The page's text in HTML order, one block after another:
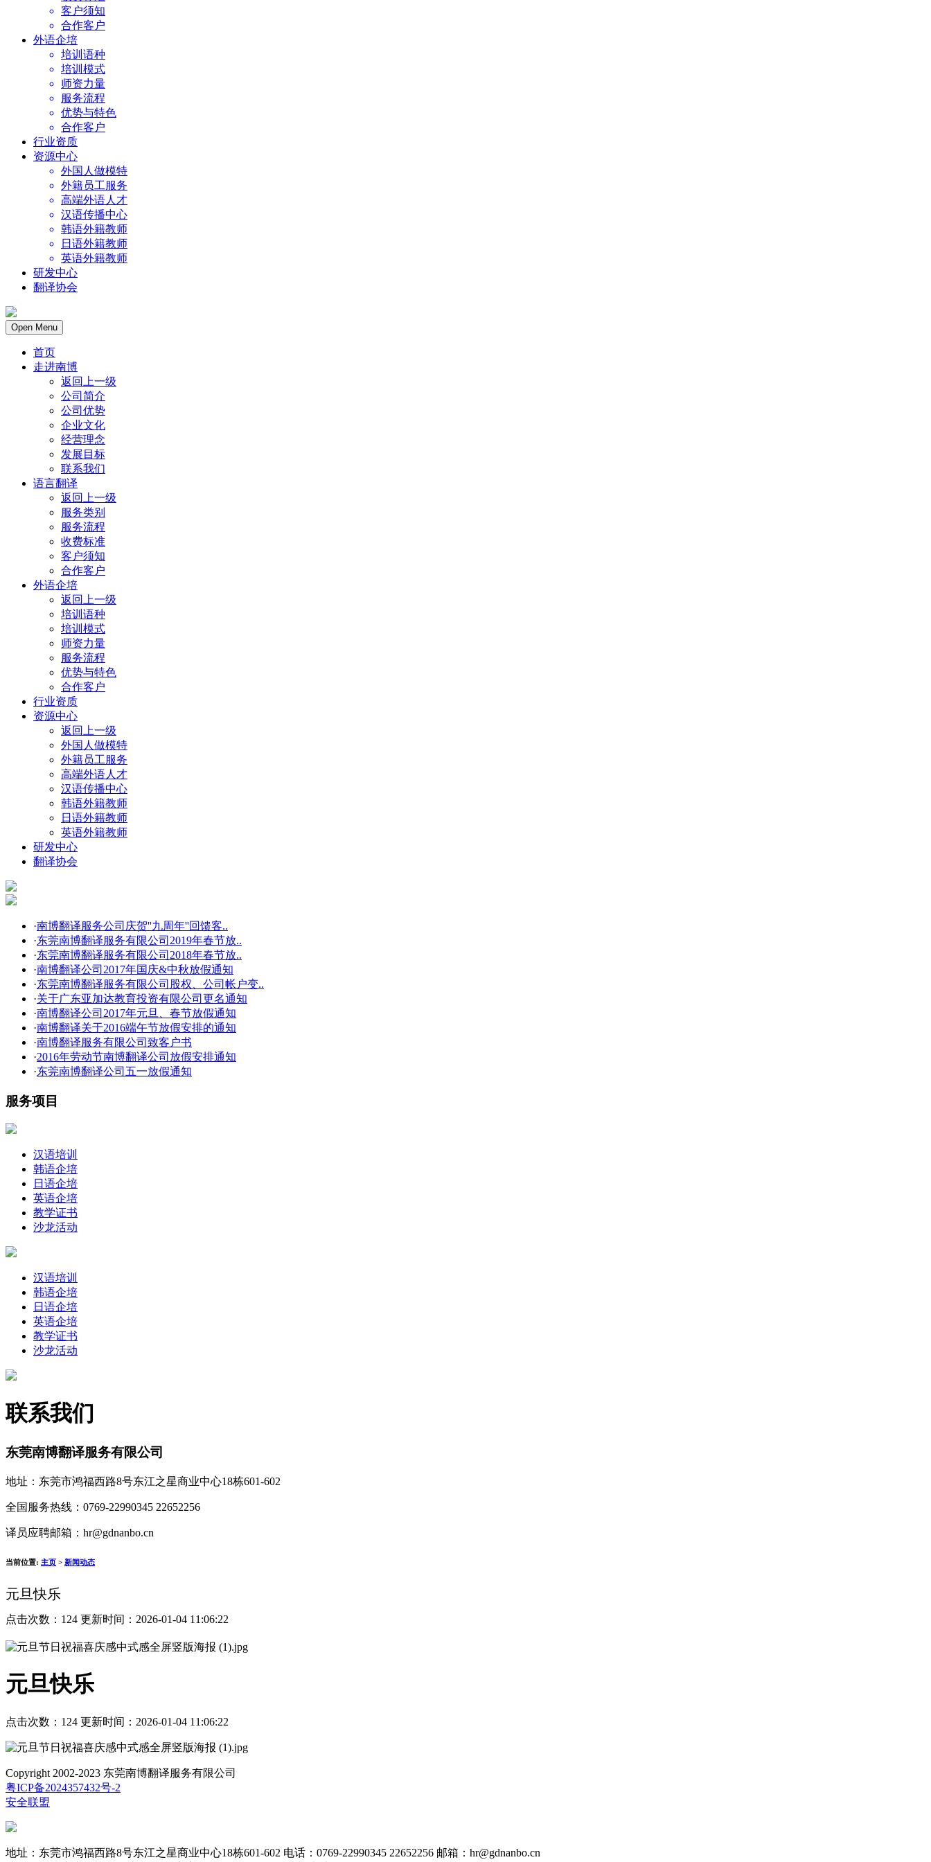
客户须知
合作客户
外语企培
培训语种
培训模式
师资力量
服务流程
优势与特色
合作客户
行业资质
资源中心
外国人做模特
外籍员工服务
高端外语人才
汉语传播中心
韩语外籍教师
日语外籍教师
英语外籍教师
研发中心
翻译协会
Open Menu
首页
走进南博
返回上一级
公司简介
公司优势
企业文化
经营理念
发展目标
联系我们
语言翻译
返回上一级
服务类别
服务流程
收费标准
客户须知
合作客户
外语企培
返回上一级
培训语种
培训模式
师资力量
服务流程
优势与特色
合作客户
行业资质
资源中心
返回上一级
外国人做模特
外籍员工服务
高端外语人才
汉语传播中心
韩语外籍教师
日语外籍教师
英语外籍教师
研发中心
翻译协会
·南博翻译服务公司庆贺''九周年''回馈客..
·东莞南博翻译服务有限公司2019年春节放..
·东莞南博翻译服务有限公司2018年春节放..
·南博翻译公司2017年国庆&中秋放假通知
·东莞南博翻译服务有限公司股权、公司帐户变..
·关于广东亚加达教育投资有限公司更名通知
·南博翻译公司2017年元旦、春节放假通知
·南博翻译关于2016端午节放假安排的通知
·南博翻译服务有限公司致客户书
·2016年劳动节南博翻译公司放假安排通知
·东莞南博翻译公司五一放假通知
服务项目
汉语培训
韩语企培
日语企培
英语企培
教学证书
沙龙活动
汉语培训
韩语企培
日语企培
英语企培
教学证书
沙龙活动
联系我们
东莞南博翻译服务有限公司
地址：东莞市鸿福西路8号东江之星商业中心18栋601-602
全国服务热线：0769-22990345 22652256
译员应聘邮箱：hr@gdnanbo.cn
当前位置: 主页 > 新闻动态
元旦快乐
点击次数： 124 更新时间：2026-01-04 11:06:22
元旦快乐
点击次数： 124 更新时间：2026-01-04 11:06:22
Copyright 2002-2023 东莞南博翻译服务有限公司
粤ICP备2024357432号-2
安全联盟
地址：东莞市鸿福西路8号东江之星商业中心18栋601-602 电话：0769-22990345 22652256 邮箱：hr@gdnanbo.cn